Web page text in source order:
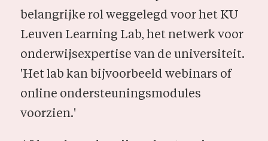
belangrijke rol weggelegd voor het KU
Leuven Learning Lab, het netwerk voor
onderwijsexpertise van de universiteit.
'Het lab kan bijvoor­beeld webinars of
online ondersteu­ningsmodules
voorzien.'